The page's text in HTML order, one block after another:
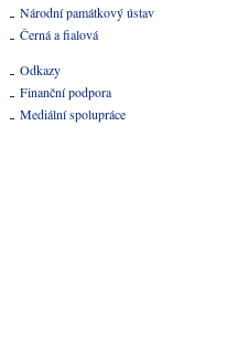
Národní památkový ústav
Černá a fialová
Odkazy
Finanční podpora
Mediální spolupráce